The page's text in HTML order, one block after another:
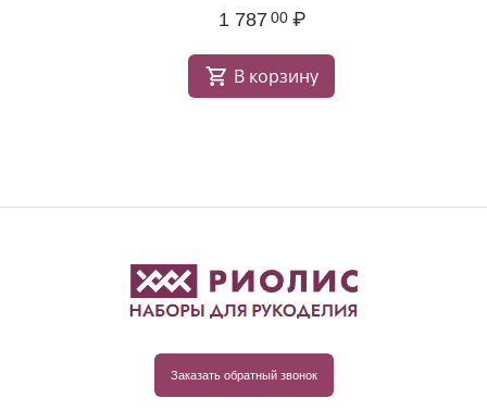
1 787 00 ₽
В корзину
Заказать обратный звонок